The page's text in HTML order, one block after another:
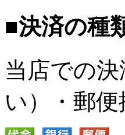
■決済の種
当店での
い）・郵